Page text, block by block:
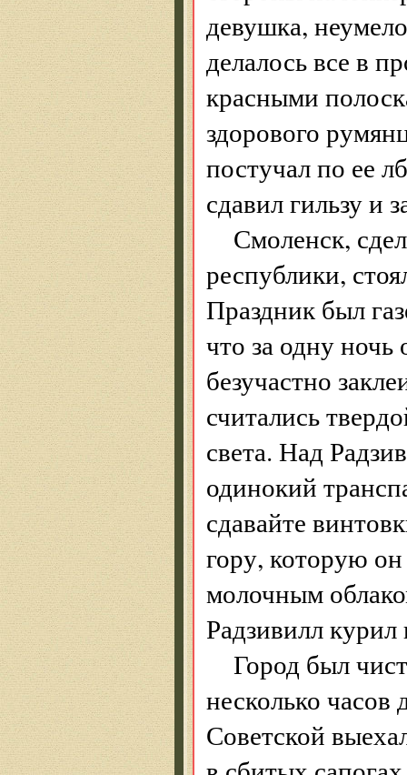
девушка,
делалось все в
красными
здорового
постучал по ее
сдавил гильзу и
Смоленск,
республики,
Праздник был
что за одну
безучастно
считались
света. Над
одинокий
сдавайте
гору, которую
молочным
Радзивилл курил
Город был
несколько
Советской